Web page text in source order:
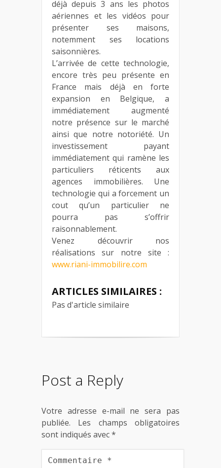
déjà depuis 3 ans les photos
aériennes et les vidéos pour
présenter ses maisons,
notemment ses locations
saisonnières.
L’arrivée de cette technologie,
encore très peu présente en
France mais déjà en forte
expansion en Belgique, a
immédiatement augmenté
notre présence sur le marché
ainsi que notre notoriété. Un
investissement payant
immédiatement qui ramène les
particuliers réticents aux
agences immobilières. Une
technologie qui a forcement un
cout qu’un particulier ne
pourra pas s’offrir
raisonnablement.
Venez découvrir nos
réalisations sur notre site :
www.riani-immobilire.com
ARTICLES SIMILAIRES :
Pas d'article similaire
Post a Reply
Votre adresse e-mail ne sera pas
publiée.
Les champs obligatoires
sont indiqués avec*